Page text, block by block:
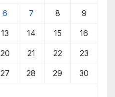
6 7 8 9
13 14 15 16
20 21 22 23
27 28 29 30